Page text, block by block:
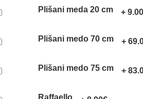
Plišani meda 20 cm + 9.00
Plišani medo 70 cm +
Plišani medo 75 cm +